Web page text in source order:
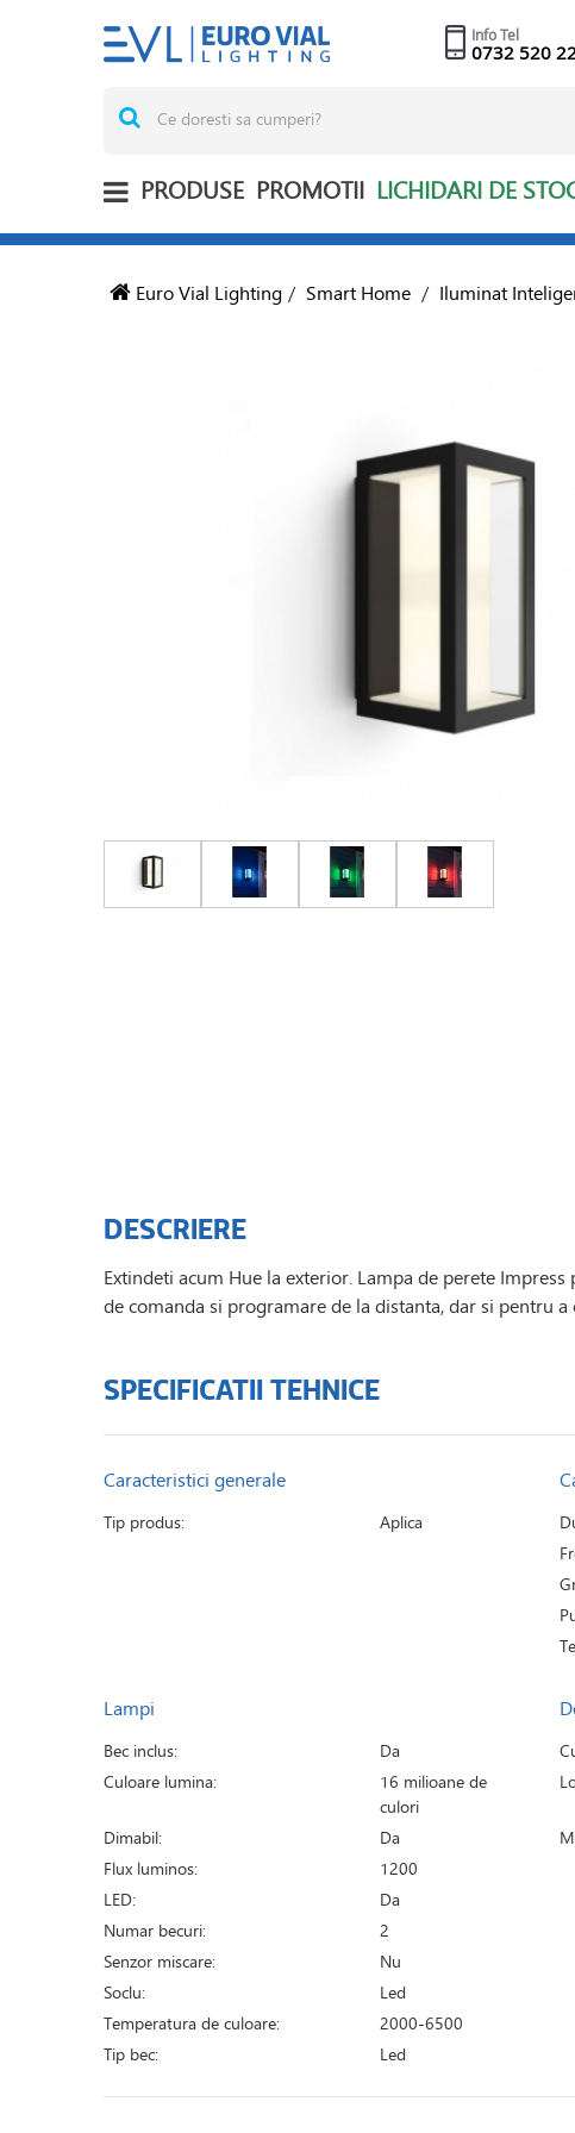
Info Tel
0732 520
PRODUSE PROMOTII LICHIDARI DE
Euro Vial Lighting / Smart Home / Iluminat
DESCRIERE
Extindeti acum Hue la exterior. Lampa de perete Impress
de comanda si programare de la distanta, dar si pentru
SPECIFICATII TEHNICE
Caracteristici generale
Tip produs: Aplica
Lampi
Bec inclus:
Da
Culoare lumina:
16 milioane de
culori
Dimabil:
Da
Flux luminos:
1200
LED:
Da
Numar becuri:
2
Senzor miscare:
Nu
Soclu:
Led
Temperatura de culoare:
2000-6500
Tip bec:
Led